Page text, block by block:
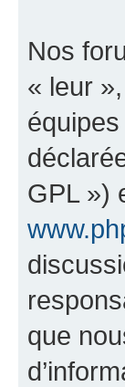
Nos
« leur
GPL »)
que